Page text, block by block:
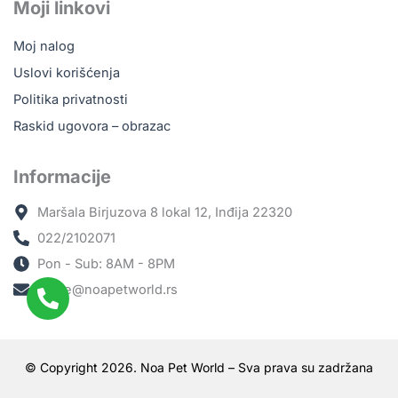
Moji linkovi
Moj nalog
Uslovi korišćenja
Politika privatnosti
Raskid ugovora – obrazac
Informacije
Maršala Birjuzova 8 lokal 12, Inđija 22320
022/2102071
Pon - Sub: 8AM - 8PM
office@noapetworld.rs
© Copyright 2026. Noa Pet World – Sva prava su zadržana